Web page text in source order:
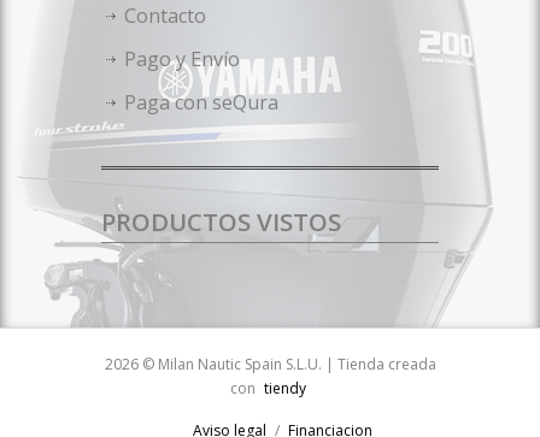
Contacto
Pago y Envío
Paga con seQura
PRODUCTOS VISTOS
2026 © Milan Nautic Spain S.L.U. | Tienda creada
con tiendy
Aviso legal Financiacion